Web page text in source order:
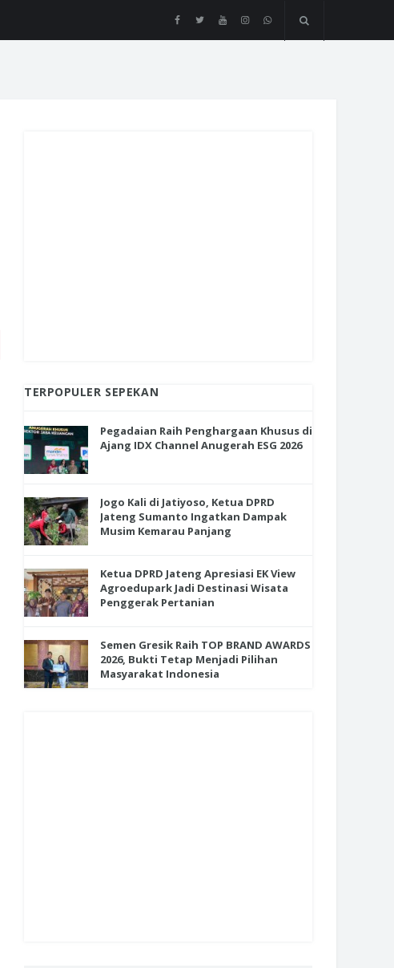
TERPOPULER SEPEKAN
Pegadaian Raih Penghargaan Khusus di
Ajang IDX Channel Anugerah ESG 2026
Jogo Kali di Jatiyoso, Ketua DPRD
Jateng Sumanto Ingatkan Dampak
Musim Kemarau Panjang
Ketua DPRD Jateng Apresiasi EK View
Agroedupark Jadi Destinasi Wisata
Penggerak Pertanian
Semen Gresik Raih TOP BRAND AWARDS
2026, Bukti Tetap Menjadi Pilihan
Masyarakat Indonesia